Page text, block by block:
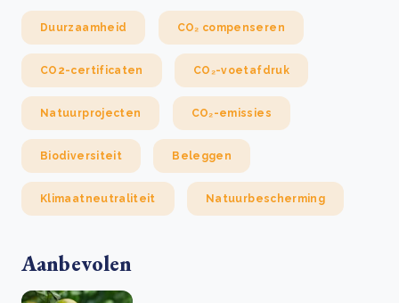
Duurzaamheid CO₂ compenseren
CO2-certificaten CO₂-voetafdruk
Natuurprojecten CO₂-emissies
Biodiversiteit Beleggen
Klimaatneutraliteit Natuurbescherming
Aanbevolen